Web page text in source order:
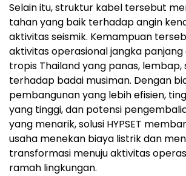
Selain itu, struktur kabel tersebut
tahan yang baik terhadap angin
aktivitas seismik. Kemampuan
aktivitas operasional jangka
tropis Thailand yang panas,
terhadap badai musiman. Dengan
pembangunan yang lebih efisien,
yang tinggi, dan potensi
yang menarik, solusi HYPSET
usaha menekan biaya listrik dan
transformasi menuju aktivitas
ramah lingkungan.